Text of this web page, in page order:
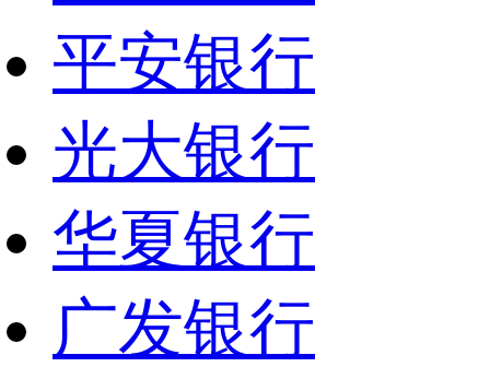
平安银行
光大银行
华夏银行
广发银行